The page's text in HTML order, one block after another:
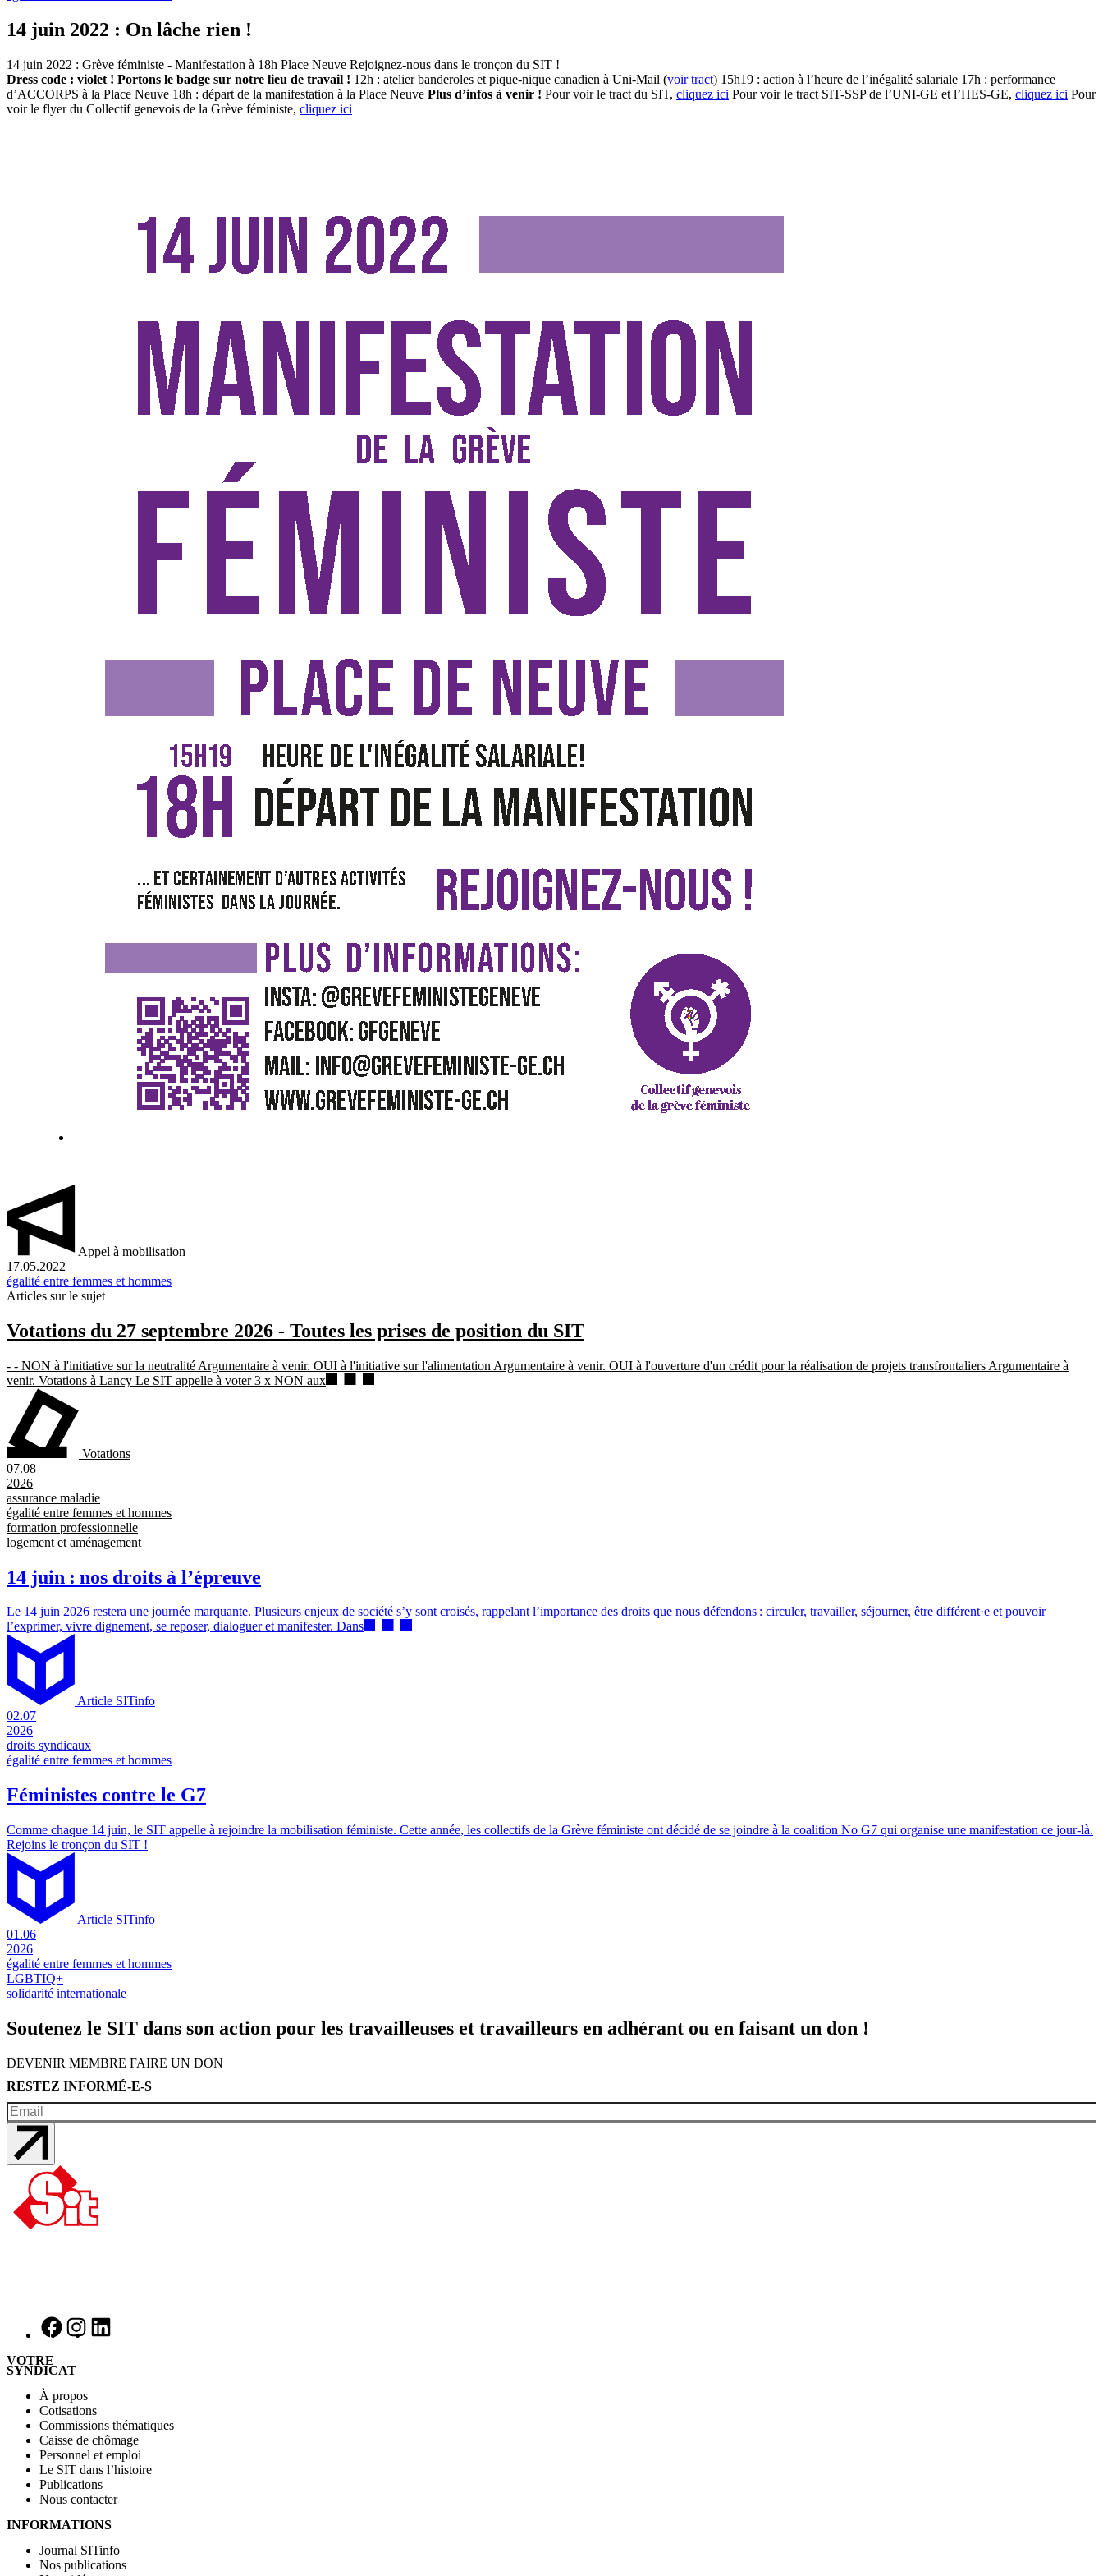
14 juin 2022 : On lâche rien !
14 juin 2022 : Grève féministe - Manifestation à 18h Place Neuve Rejoignez-nous dans le tronçon du SIT !
Dress code : violet ! Portons le badge sur notre lieu de travail ! 12h : atelier banderoles et pique-nique canadien à Uni-Mail (voir tract) 15h19 : action à l’heure de l’inégalité salariale 17h : performance
d’ACCORPS à la Place Neuve 18h : départ de la manifestation à la Place Neuve Plus d’infos à venir ! Pour voir le tract du SIT, cliquez ici Pour voir le tract SIT-SSP de l’UNI-GE et l’HES-GE, cliquez ici Pour
voir le flyer du Collectif genevois de la Grève féministe, cliquez ici
Appel à mobilisation
17.05.2022
égalité entre femmes et hommes
Articles sur le sujet
Votations du 27 septembre 2026 - Toutes les prises de position du SIT
- - NON à l'initiative sur la neutralité Argumentaire à venir. OUI à l'initiative sur l'alimentation Argumentaire à venir. OUI à l'ouverture d'un crédit pour la réalisation de projets transfrontaliers Argumentaire à
venir. Votations à Lancy Le SIT appelle à voter 3 x NON aux
Votations
07.08
2026
assurance maladie
égalité entre femmes et hommes
formation professionnelle
logement et aménagement
14 juin : nos droits à l’épreuve
Le 14 juin 2026 restera une journée marquante. Plusieurs enjeux de société s’y sont croisés, rappelant l’importance des droits que nous défendons : circuler, travailler, séjourner, être différent·e et pouvoir
l’exprimer, vivre dignement, se reposer, dialoguer et manifester. Dans
Article SITinfo
02.07
2026
droits syndicaux
égalité entre femmes et hommes
Féministes contre le G7
Comme chaque 14 juin, le SIT appelle à rejoindre la mobilisation féministe. Cette année, les collectifs de la Grève féministe ont décidé de se joindre à la coalition No G7 qui organise une manifestation ce jour-là.
Rejoins le tronçon du SIT !
Article SITinfo
01.06
2026
égalité entre femmes et hommes
LGBTIQ+
solidarité internationale
Soutenez le SIT dans son action pour les travailleuses et travailleurs en adhérant ou en faisant un don !
DEVENIR MEMBRE FAIRE UN DON
RESTEZ INFORMÉ-E-S
VOTRE
SYNDICAT
À propos
Cotisations
Commissions thématiques
Caisse de chômage
Personnel et emploi
Le SIT dans l’histoire
Publications
Nous contacter
INFORMATIONS
Journal SITinfo
Nos publications